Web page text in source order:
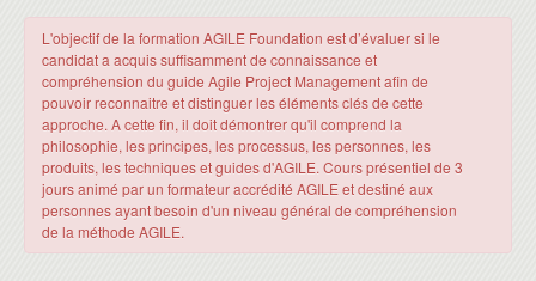
L'objectif de la formation AGILE Foundation est d’évaluer si le
candidat a acquis suffisamment de connaissance et
compréhension du guide Agile Project Management afin de
pouvoir reconnaitre et distinguer les éléments clés de cette
approche. A cette fin, il doit démontrer qu'il comprend la
philosophie, les principes, les processus, les personnes, les
produits, les techniques et guides d'AGILE. Cours présentiel de 3
jours animé par un formateur accrédité AGILE et destiné aux
personnes ayant besoin d'un niveau général de compréhension
de la méthode AGILE.